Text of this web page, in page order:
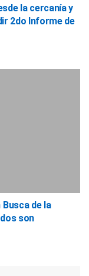
la cercanía y
2do Informe de
de la
son